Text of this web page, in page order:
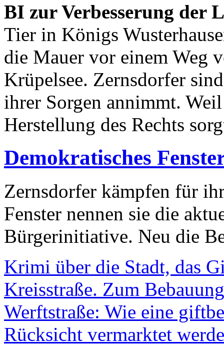
BI zur Verbesserung der
Tier in Königs
die Mauer vor einem Weg
Krüpelsee. Zernsdorfer
ihrer Sorgen annimmt.
Herstellung des Rechts
Demokratisches
Zernsdorfer kämpfen für
Fenster nennen sie die
Bürgerinitiative. Neu die
Krimi über die Stadt, das
Kreisstraße. Zum
Werftstraße: Wie eine
Rücksicht vermarktet